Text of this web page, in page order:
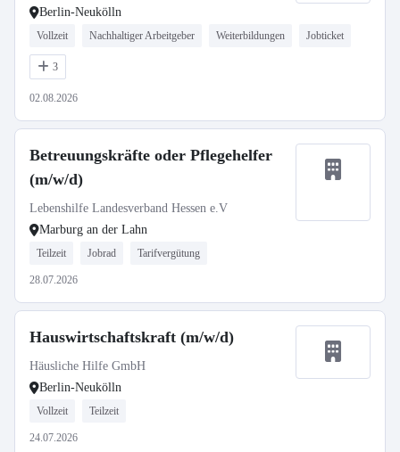
Berlin-Neukölln
Vollzeit Nachhaltiger Arbeitgeber Weiterbildungen Jobticket
3
02.08.2026
Betreuungskräfte oder Pflegehelfer
(m/w/d)
Lebenshilfe Landesverband Hessen e.V
Marburg an der Lahn
Teilzeit Jobrad Tarifvergütung
28.07.2026
Hauswirtschaftskraft (m/w/d)
Häusliche Hilfe GmbH
Berlin-Neukölln
Vollzeit Teilzeit
24.07.2026